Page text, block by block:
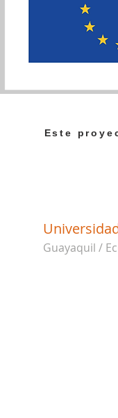
Este
Guayaquil /